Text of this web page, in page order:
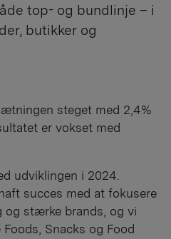
top- og bundlinje – i
butikker og
steget med 2,4%
er vokset med
udviklingen i 2024.
succes med at fokusere
og stærke brands, og vi
Snacks og Food